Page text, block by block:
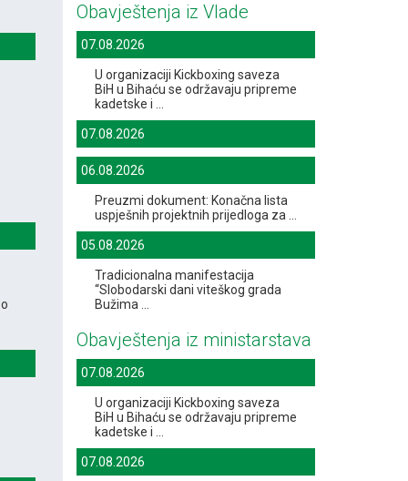
Obavještenja iz Vlade
07.08.2026
U organizaciji Kickboxing saveza
BiH u Bihaću se održavaju pripreme
kadetske i ...
07.08.2026
06.08.2026
Preuzmi dokument: Konačna lista
uspješnih projektnih prijedloga za ...
05.08.2026
Tradicionalna manifestacija
“Slobodarski dani viteškog grada
Bužima ...
Obavještenja iz ministarstava
07.08.2026
U organizaciji Kickboxing saveza
BiH u Bihaću se održavaju pripreme
kadetske i ...
07.08.2026